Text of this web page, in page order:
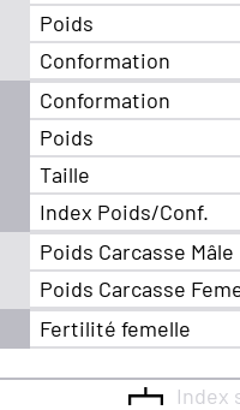
Poids
Conformation
Conformation
Poids
Taille
Index Poids/Conf.
Poids Carcasse Mâle
Poids Carcasse
Fertilité femelle
Index